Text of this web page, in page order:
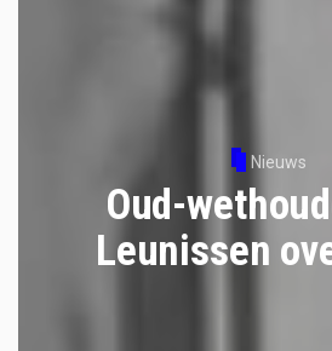
Nieuws
Oud-
Leunissen